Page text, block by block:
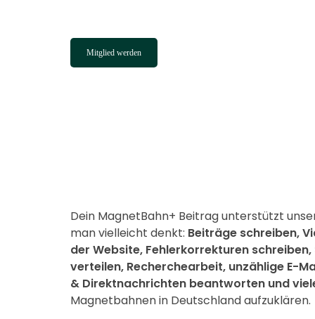
Mitglied werden
Dein MagnetBahn+ Beitrag unterstützt
man vielleicht denkt: Beiträge schreiben,
der Website, Fehlerkorrekturen
verteilen, Recherchearbeit, unzählige E-
& Direktnachrichten beantworten und
Magnetbahnen in Deutschland aufzuklären.